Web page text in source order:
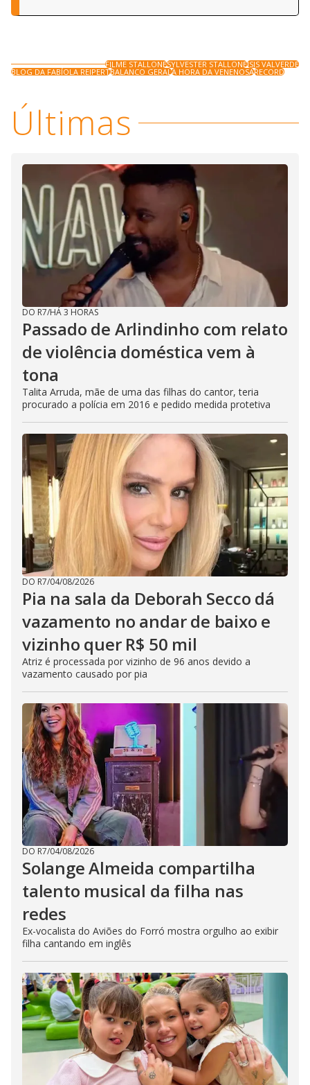
FILME STALLONESYLVESTER STALLONEISIS VALVERDE
BLOG DA FABÍOLA REIPERTBALANCO GERALA HORA DA VENENOSARECORD
Últimas
DO R7/HÁ 3 HORAS
Passado de Arlindinho com relato
de violência doméstica vem à
tona
Talita Arruda, mãe de uma das filhas do cantor, teria
procurado a polícia em 2016 e pedido medida protetiva
DO R7/04/08/2026
Pia na sala da Deborah Secco dá
vazamento no andar de baixo e
vizinho quer R$ 50 mil
Atriz é processada por vizinho de 96 anos devido a
vazamento causado por pia
DO R7/04/08/2026
Solange Almeida compartilha
talento musical da filha nas
redes
Ex-vocalista do Aviões do Forró mostra orgulho ao exibir
filha cantando em inglês